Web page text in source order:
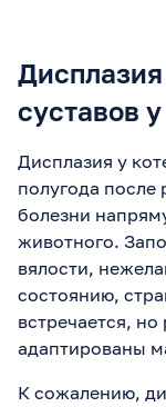
суставов
Дисплазия у
полугода после
болезни
животного.
вялости,
состоянию,
встречается,
адаптированы
К сожалению,